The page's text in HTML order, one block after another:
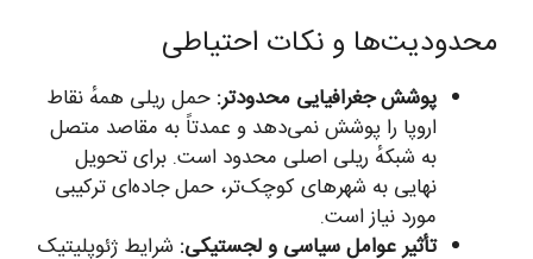
محدودیت‌ها و نکات احتیاطی
پوشش جغرافیایی محدودتر: حمل ریلی همهٔ نقاط
اروپا را پوشش نمی‌دهد و عمدتاً به مقاصد متصل
به شبکهٔ ریلی اصلی محدود است. برای تحویل
نهایی به شهرهای کوچک‌تر، حمل جاده‌ای ترکیبی
مورد نیاز است.
تأثیر عوامل سیاسی و لجستیکی: شرایط ژئوپلیتیک